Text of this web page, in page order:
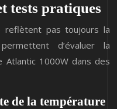
tests pratiques
reflètent pas toujours la
d’évaluer la
Atlantic 1000W dans des
de la température